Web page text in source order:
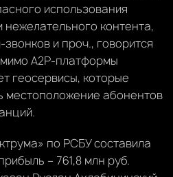
использования
нежелательного контента,
и проч., говорится
А2Р-платформы
геосервисы, которые
местоположение абонентов
по РСБУ составила
– 761,8 млн руб.